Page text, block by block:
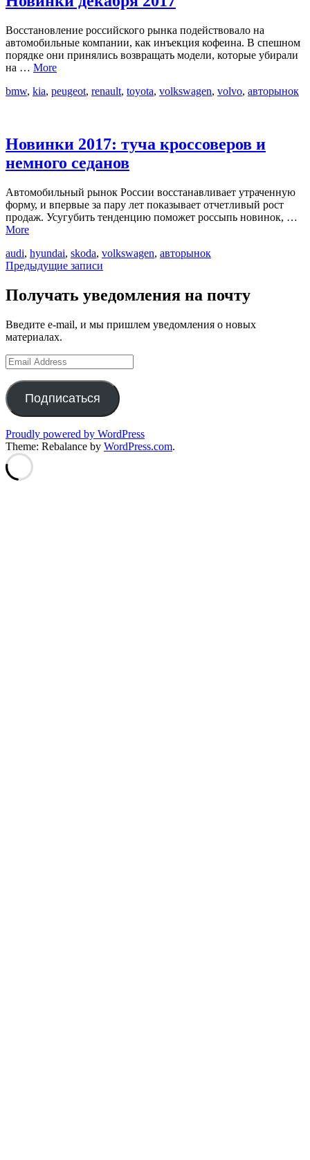
Восстановление российского рынка подействовало на
автомобильные компании, как инъекция кофеина. В спешном
порядке они принялись возвращать модели, которые убирали
на … More
bmw, kia, peugeot, renault, toyota, volkswagen, volvo, авторынок
Новинки 2017: туча кроссоверов и
немного седанов
Автомобильный рынок России восстанавливает утраченную
форму, и впервые за пару лет показывает отчетливый рост
продаж. Усугубить тенденцию поможет россыпь новинок, …
More
audi, hyundai, skoda, volkswagen, авторынок
Навигация
по
записям
Предыдущие записи
Получать уведомления на почту
Введите e-mail, и мы пришлем уведомления о новых
материалах.
Email
Address
Подписаться
Proudly powered by WordPress
Theme: Rebalance by WordPress.com.